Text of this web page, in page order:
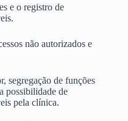
e o registro de
não autorizados e
segregação de funções
possibilidade de
pela clínica.